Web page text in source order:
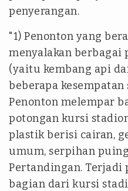
penyerangan.
"1) Penonton yang
menyalakan berbagai
(yaitu kembang api
beberapa
Penonton melempar
potongan kursi
plastik berisi cairan,
umum, serpihan
Pertandingan. Terjadi
bagian dari kursi